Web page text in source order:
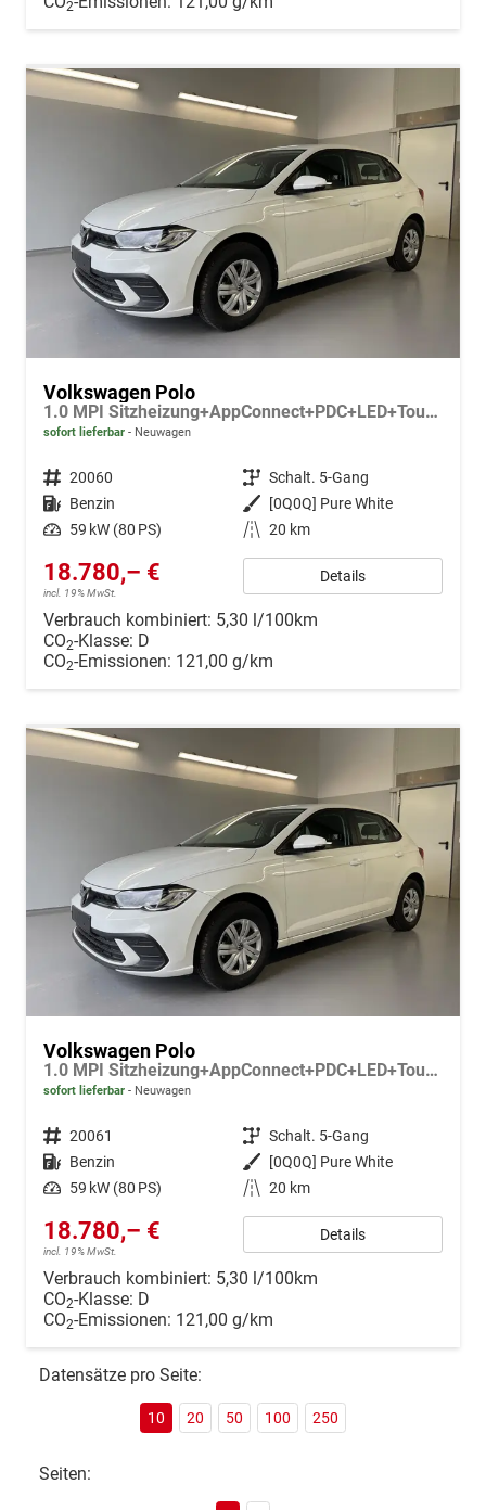
2
Volkswagen Polo
1.0 MPI Sitzheizung+AppConnect+PDC+LED+Touch+Lichtsensor+MultiLenkrad
sofort lieferbar Neuwagen
Fahrzeugnr. 20060 Getriebe Schalt. 5-Gang
Kraftstoff Benzin Außenfarbe [0Q0Q] Pure White
Leistung 59 kW (80 PS) Kilometerstand 20 km
18.780,– €
incl. 19% MwSt.
Details
Verbrauch kombiniert: 5,30 l/100km
CO2-Klasse: D
CO2-Emissionen: 121,00 g/km
Volkswagen Polo
1.0 MPI Sitzheizung+AppConnect+PDC+LED+Touch+Lichtsensor+MultiLenkrad
sofort lieferbar Neuwagen
Fahrzeugnr. 20061 Getriebe Schalt. 5-Gang
Kraftstoff Benzin Außenfarbe
[0Q0Q] Pure White
Leistung 59 kW (80 PS) Kilometerstand 20 km
18.780,– €
incl. 19% MwSt.
Details
Verbrauch kombiniert: 5,30 l/100km
CO2-Klasse: D
CO2-Emissionen: 121,00 g/km
Datensätze pro Seite:
10 20 50 100 250
Seiten: